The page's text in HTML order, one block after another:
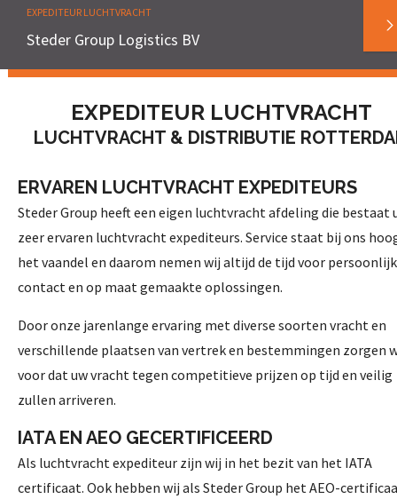
EXPEDITEUR LUCHTVRACHT
Steder Group Logistics BV
EXPEDITEUR LUCHTVRACHT
LUCHTVRACHT & DISTRIBUTIE
ERVAREN LUCHTVRACHT EXPEDITEURS
Steder Group heeft een eigen luchtvracht afdeling die bestaat
zeer ervaren luchtvracht expediteurs. Service staat bij ons
het vaandel en daarom nemen wij altijd de tijd voor persoonlijk
contact en op maat gemaakte oplossingen.
Door onze jarenlange ervaring met diverse soorten vracht en
verschillende plaatsen van vertrek en bestemmingen zorgen
voor dat uw vracht tegen competitieve prijzen op tijd en veilig
zullen arriveren.
IATA EN AEO GECERTIFICEERD
Als luchtvracht expediteur zijn wij in het bezit van het IATA
certificaat. Ook hebben wij als Steder Group het AEO-